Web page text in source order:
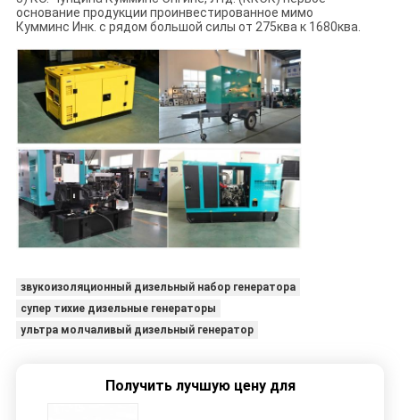
основание продукции проинвестированное мимо
Кумминс Инк. с рядом большой силы от 275ква к 1680ква.
звукоизоляционный дизельный набор генератора
супер тихие дизельные генераторы
ультра молчаливый дизельный генератор
Получить лучшую цену для